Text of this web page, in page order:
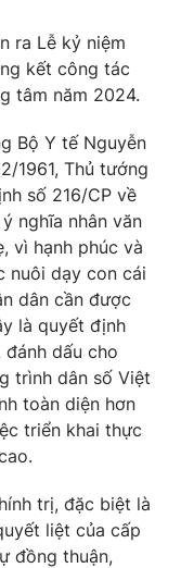
ra Lễ kỷ niệm
kết công tác
tâm năm 2024.
Bộ Y tế Nguyễn
1961, Thủ tướng
số 216/CP về
nghĩa nhân văn
vì hạnh phúc và
nuôi dạy con cái
dân cần được
là quyết định
dấu cho
trình dân số Việt
toàn diện hơn
triển khai thực
trị, đặc biệt là
liệt của cấp
đồng thuận,